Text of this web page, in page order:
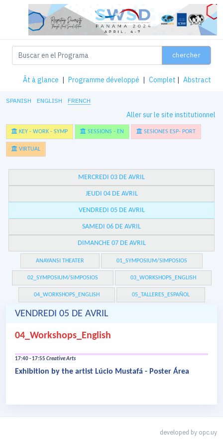
chercher
Ât à glance | Programme développé | Complet | Abstract
SPANISH ENGLISH FRENCH
Aller sur le site institutionnel
KEY - WORK - SYMP SESSIONS - EN SESIONES ESP- PORT
VIRTUAL
MERCREDI 03 DE AVRIL
JEUDI 04 DE AVRIL
VENDREDI 05 DE AVRIL
SAMEDI 06 DE AVRIL
DIMANCHE 07 DE AVRIL
ANAYANSI THEATER 01_SYMPOSIUM/SIMPOSIOS
02_SYMPOSIUM/SIMPOSIOS 03_WORKSHOPS_ENGLISH
04_WORKSHOPS_ENGLISH 05_TALLERES_ESPAÑOL
VENDREDI 05 DE AVRIL
04_Workshops_English
17:40 - 17:55 Creative Arts
Exhibition by the artist Lúcio Mustafá - Poster Área
developed by opc.uy